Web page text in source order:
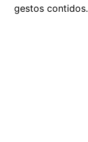
gestos contidos.